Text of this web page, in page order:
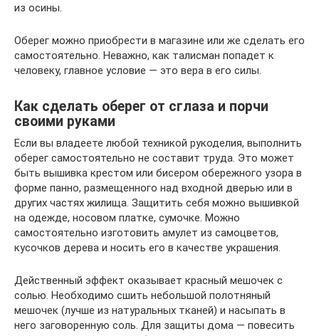
из осины.
Оберег можно приобрести в магазине или же сделать его
самостоятельно. Неважно, как талисман попадет к
человеку, главное условие — это вера в его силы.
Как сделать оберег от сглаза и порчи
своими руками
Если вы владеете любой техникой рукоделия, выполнить
оберег самостоятельно не составит труда. Это может
быть вышивка крестом или бисером обережного узора в
форме панно, размещенного над входной дверью или в
других частях жилища. Защитить себя можно вышивкой
на одежде, носовом платке, сумочке. Можно
самостоятельно изготовить амулет из самоцветов,
кусочков дерева и носить его в качестве украшения.
Действенный эффект оказывает красный мешочек с
солью. Необходимо сшить небольшой полотняный
мешочек (лучше из натуральных тканей) и насыпать в
него заговоренную соль. Для защиты дома — повесить